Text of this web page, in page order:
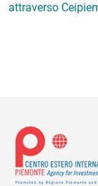
attraverso